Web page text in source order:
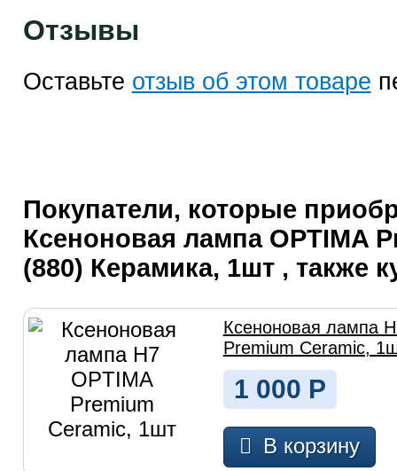
Отзывы
Оставьте отзыв об этом товаре
Покупатели, которые
Ксеноновая лампа OPTIMA
(880) Керамика, 1шт , также
Ксеноновая лампа
Premium Ceramic,
1 000 Р
В корзину